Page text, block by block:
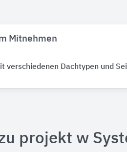
Mitnehmen
verschiedenen Dachtypen und
projekt w